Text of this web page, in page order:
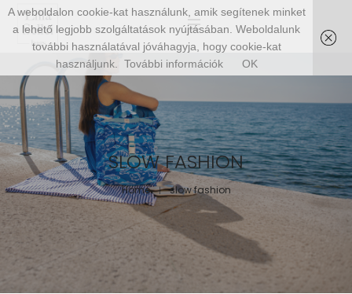
SLOW FASHION
Home slow fashion
A weboldalon cookie-kat használunk, amik segítenek minket
a lehető legjobb szolgáltatások nyújtásában. Weboldalunk
további használatával jóváhagyja, hogy cookie-kat
használjunk.
További információk OK